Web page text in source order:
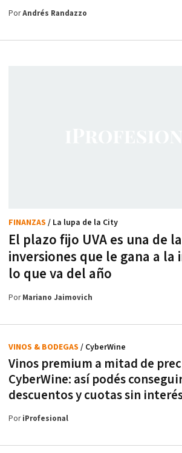
PorAndrés Randazzo
El plazo fijo UVA es una de
inversiones que le gana a la
lo que va del año
FINANZAS / La lupa de la City
PorMariano Jaimovich
Vinos premium a mitad de
CyberWine: así podés
descuentos y cuotas sin
VINOS & BODEGAS / CyberWine
PoriProfesional